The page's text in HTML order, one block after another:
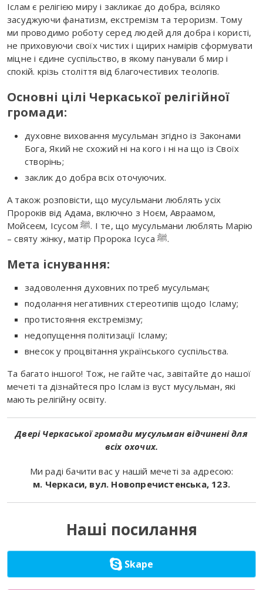
Іслам є релігією миру і закликає до добра, всіляко
засуджуючи фанатизм, екстремізм та тероризм. Тому
ми проводимо роботу серед людей для добра і користі,
не приховуючи своїх чистих і щирих намірів сформувати
міцне і єдине суспільство, в якому панували б мир і
спокій. крізь століття від благочестивих теологів.
Основні цілі Черкаської релігійної
громади:
духовне виховання мусульман згідно із Законами
Бога, Який не схожий ні на кого і ні на що із Своїх
створінь;
заклик до добра всіх оточуючих.
А також розповісти, що мусульмани люблять усіх
Пророків від Адама, включно з Ноєм, Авраамом,
Мойсеєм, Ісусом ﷺ. І те, що мусульмани люблять Марію
– святу жінку, матір Пророка Ісуса ﷺ.
Мета існування:
задоволення духовних потреб мусульман;
подолання негативних стереотипів щодо Ісламу;
протистояння екстремізму;
недопущення політизації Ісламу;
внесок у процвітання українського суспільства.
Та багато іншого! Тож, не гайте час, завітайте до нашої
мечеті та дізнайтеся про Іслам із вуст мусульман, які
мають релігійну освіту.
Двері Черкаської громади мусульман відчинені для
всіх охочих.
Ми раді бачити вас у нашій мечеті за адресою:
м. Черкаси, вул. Новопречистенська, 123.
Наші посилання
Skape